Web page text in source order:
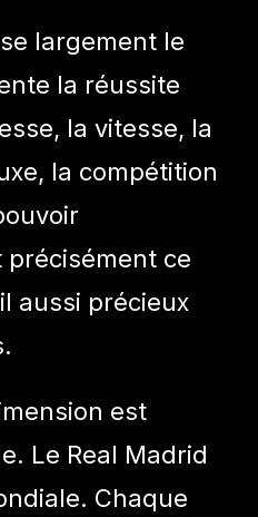
largement le
la réussite
la vitesse, la
la compétition
précisément ce
aussi précieux
est
Le Real Madrid
Chaque